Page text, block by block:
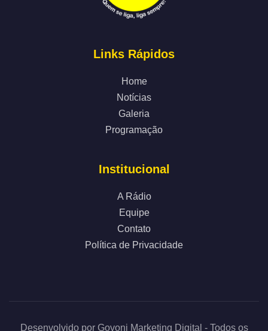
Links Rápidos
Home
Notícias
Galeria
Programação
Institucional
A Rádio
Equipe
Contato
Política de Privacidade
Desenvolvido porGovoni Marketing Digital - Todos os